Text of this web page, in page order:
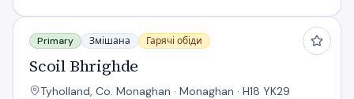
Scoil Bhrighde
Primary Змішана Гарячі обіди
Scoil Bhrighde
Tyholland, Co. Monaghan · Monaghan · H18 YK29